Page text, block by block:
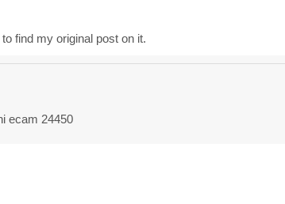
find my original post on it.
ecam 24450